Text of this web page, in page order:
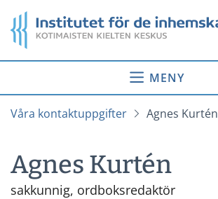
till
innehåll
Startsida
MENY
Våra kontaktuppgifter Agnes Kurtén
Agnes Kurtén
sakkunnig, ordboksredaktör